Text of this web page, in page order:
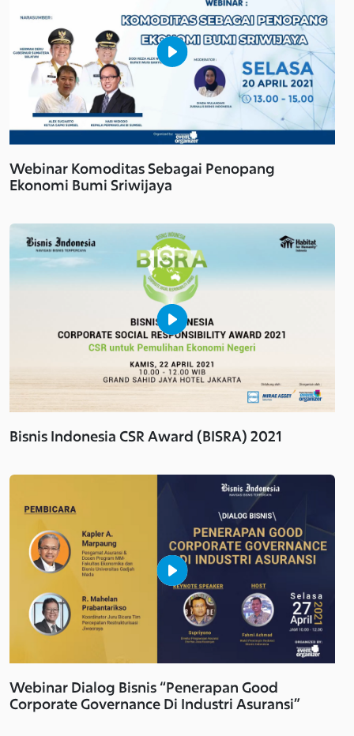
Webinar Komoditas Sebagai Penopang
Ekonomi Bumi Sriwijaya
Bisnis Indonesia CSR Award (BISRA) 2021
Webinar Dialog Bisnis “Penerapan Good
Corporate Governance Di Industri Asuransi”